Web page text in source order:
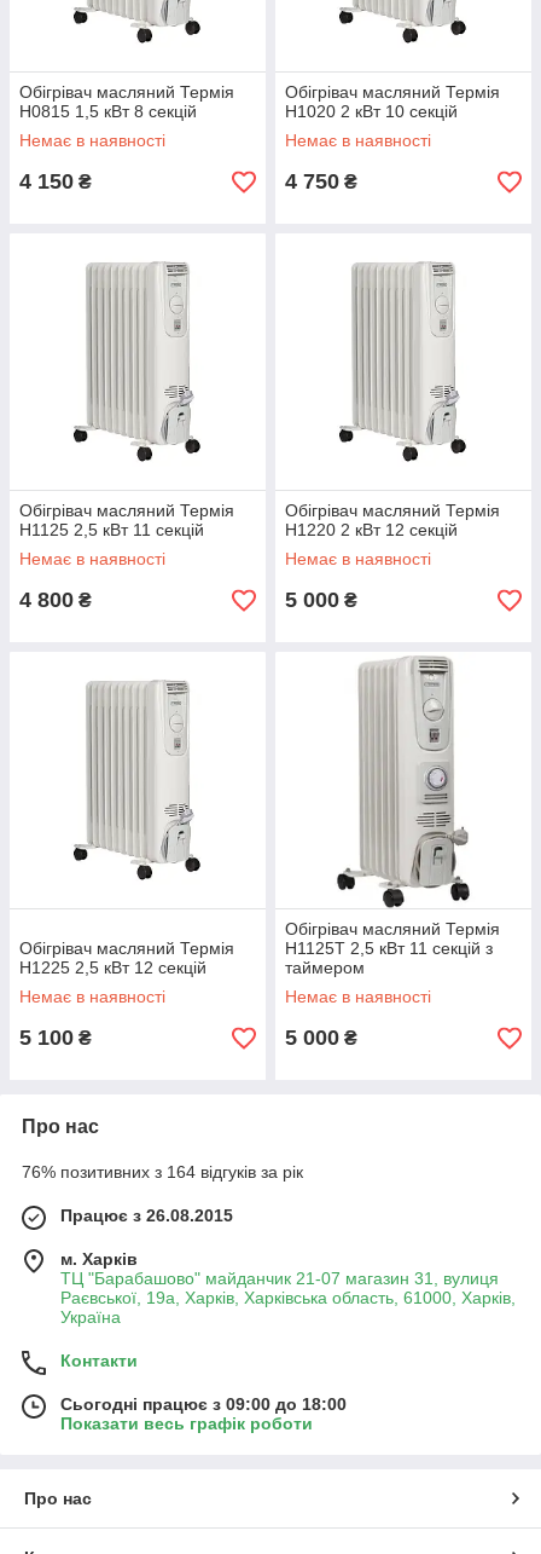
Обігрівач масляний Термія
Н0815 1,5 кВт 8 секцій
Немає в наявності
4 150 ₴
Обігрівач масляний Термія
Н1020 2 кВт 10 секцій
Немає в наявності
4 750 ₴
Обігрівач масляний Термія
Н1125 2,5 кВт 11 секцій
Немає в наявності
4 800 ₴
Обігрівач масляний Термія
Н1220 2 кВт 12 секцій
Немає в наявності
5 000 ₴
Обігрівач масляний Термія
Н1225 2,5 кВт 12 секцій
Немає в наявності
5 100 ₴
Обігрівач масляний Термія
Н1125Т 2,5 кВт 11 секцій з
таймером
Немає в наявності
5 000 ₴
Про нас
76% позитивних з 164 відгуків за рік
Працює з 26.08.2015
м. Харків
ТЦ "Барабашово" майданчик 21-07 магазин 31, вулиця
Раєвської, 19а, Харків, Харківська область, 61000, Харків,
Україна
Контакти
Сьогодні працює з 09:00 до 18:00
Показати весь графік роботи
Про нас